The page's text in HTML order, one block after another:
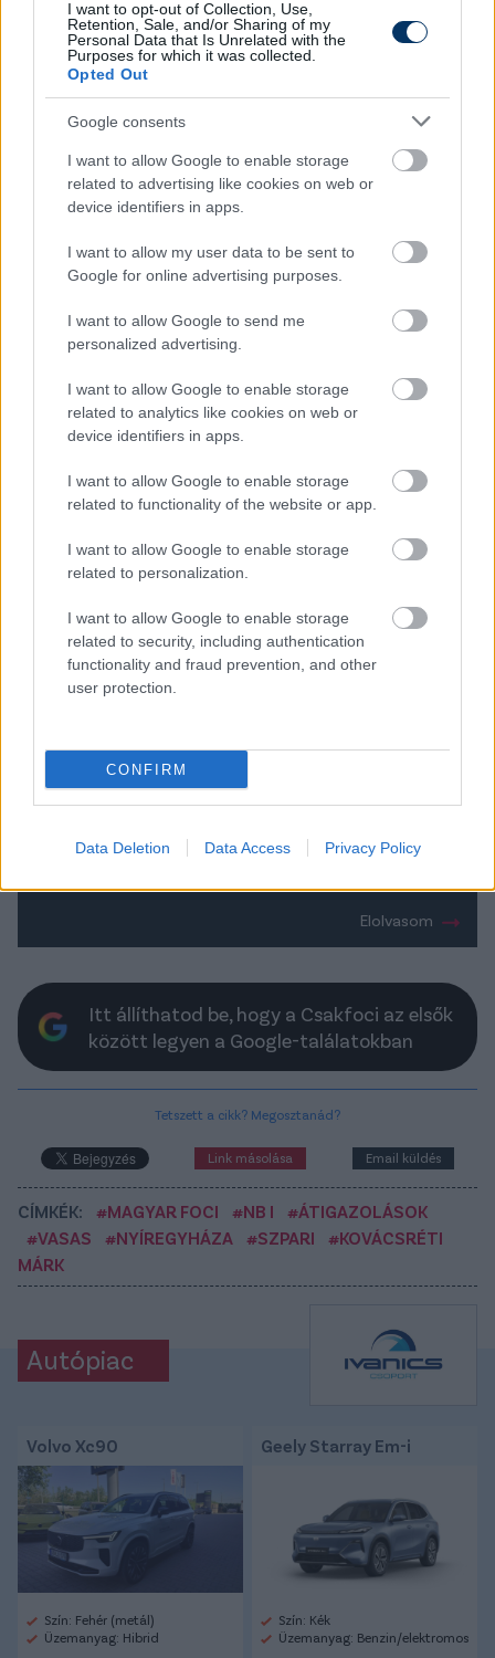
I want to opt-out of Collection, Use,
Retention, Sale, and/or Sharing of my
Personal Data that Is Unrelated with the
Purposes for which it was collected.
Opted Out
Google consents
I want to allow Google to enable storage
related to advertising like cookies on web or
device identifiers in apps.
I want to allow my user data to be sent to
Google for online advertising purposes.
I want to allow Google to send me
personalized advertising.
I want to allow Google to enable storage
related to analytics like cookies on web or
device identifiers in apps.
I want to allow Google to enable storage
related to functionality of the website or app.
I want to allow Google to enable storage
related to personalization.
I want to allow Google to enable storage
related to security, including authentication
functionality and fraud prevention, and other
user protection.
CONFIRM
Data Deletion Data Access Privacy Policy
Pörögnek a hírek az átigazolási piacon, kövesd a
csakfoci.hu folyamatosan frissülő átigazolási
rovatát, ahol minden fontos információt azonnal
megtalálsz - KATTINTS!
Mélyütés és sokk: Megfelezik az NB II-
A csakfoci.hu információi szerint hétvégén kapták
meg az NB II-es klubok az MLSZ tájékoztatását a
2026/2027-es idényre járó központi támogatásokról.
több egyesületnél is komoly meglepetést okozott,
ugyanis a tavalyi összeghez képest jelentős, akár 50-
Elolvasom
Itt állíthatod be, hogy a Csakfoci az elsők
között legyen a Google-találatokban
Tetszett a cikk? Megosztanád?
Link másolása Email küldés
CÍMKÉK: #MAGYAR FOCI #NB I
#ÁTIGAZOLÁSOK
#VASAS
#NYÍREGYHÁZA #SZPARI
#KOVÁCSRÉTI
MÁRK
Autópiac
Volvo Xc90
Szín: Fehér (metál)
Üzemanyag: Hibrid
Geely Starray Em-i
Szín: Kék
Üzemanyag: Benzin/elektromos